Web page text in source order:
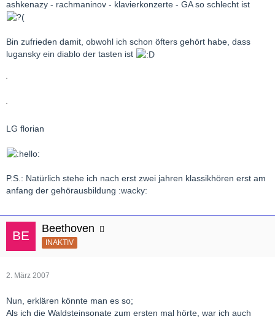
ashkenazy - rachmaninov - klavierkonzerte - GA so schlecht ist
Bin zufrieden damit, obwohl ich schon öfters gehört habe, dass
lugansky ein diablo der tasten ist
LG florian
P.S.: Natürlich stehe ich nach erst zwei jahren klassikhören erst am
anfang der gehörausbildung :wacky:
Beethoven
INAKTIV
2. März 2007
Nun, erklären könnte man es so;
Als ich die Waldsteinsonate zum ersten mal hörte, war ich auch